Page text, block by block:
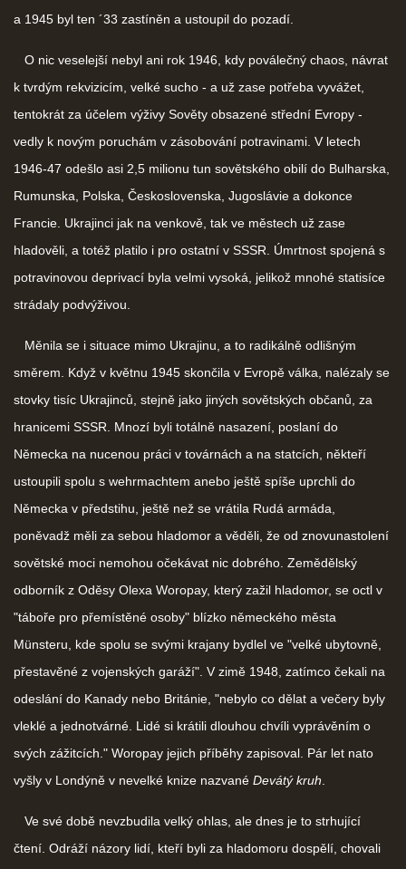
a 1945 byl ten ´33 zastíněn a ustoupil do pozadí.
O nic veselejší nebyl ani rok 1946, kdy poválečný chaos, návrat
k tvrdým rekvizicím, velké sucho - a už zase potřeba vyvážet,
tentokrát za účelem výživy Sověty obsazené střední Evropy -
vedly k novým poruchám v zásobování potravinami. V letech
1946-47 odešlo asi 2,5 milionu tun sovětského obilí do Bulharska,
Rumunska, Polska, Československa, Jugoslávie a dokonce
Francie. Ukrajinci jak na venkově, tak ve městech už zase
hladověli, a totéž platilo i pro ostatní v SSSR. Úmrtnost spojená s
potravinovou deprivací byla velmi vysoká, jelikož mnohé statisíce
strádaly podvýživou.
Měnila se i situace mimo Ukrajinu, a to radikálně odlišným
směrem. Když v květnu 1945 skončila v Evropě válka, nalézaly se
stovky tisíc Ukrajinců, stejně jako jiných sovětských občanů, za
hranicemi SSSR. Mnozí byli totálně nasazení, poslaní do
Německa na nucenou práci v továrnách a na statcích, někteří
ustoupili spolu s wehrmachtem anebo ještě spíše uprchli do
Německa v předstihu, ještě než se vrátila Rudá armáda,
poněvadž měli za sebou hladomor a věděli, že od znovunastolení
sovětské moci nemohou očekávat nic dobrého. Zemědělský
odborník z Oděsy Olexa Woropay, který zažil hladomor, se octl v
"táboře pro přemístěné osoby" blízko německého města
Münsteru, kde spolu se svými krajany bydlel ve "velké ubytovně,
přestavěné z vojenských garáží". V zimě 1948, zatímco čekali na
odeslání do Kanady nebo Británie, "nebylo co dělat a večery byly
vleklé a jednotvárné. Lidé si krátili dlouhou chvíli vyprávěním o
svých zážitcích." Woropay jejich příběhy zapisoval. Pár let nato
vyšly v Londýně v nevelké knize nazvané Devátý kruh
Ve své době nevzbudila velký ohlas, ale dnes je to strhující
čtení. Odráží názory lidí, kteří byli za hladomoru dospělí, chovali